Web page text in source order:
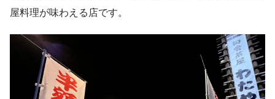
屋料理が味わえる店です。